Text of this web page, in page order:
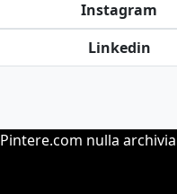
Instagram
Linkedin
Pintere.com nulla